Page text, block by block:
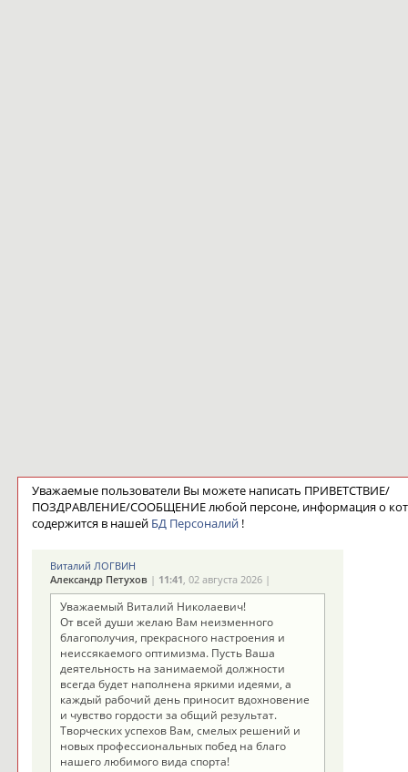
Уважаемые пользователи Вы можете написать ПРИВЕТСТВИЕ/
ПОЗДРАВЛЕНИЕ/СООБЩЕНИЕ любой персоне, информация о
содержится в нашей БД Персоналий!
Виталий ЛОГВИН
Александр Петухов| 11:41, 02 августа 2026 |
Уважаемый Виталий Николаевич!
От всей души желаю Вам неизменного
благополучия, прекрасного настроения и
неиссякаемого оптимизма. Пусть Ваша
деятельность на занимаемой должности
всегда будет наполнена яркими идеями, а
каждый рабочий день приносит вдохновение
и чувство гордости за общий результат.
Творческих успехов Вам, смелых решений и
новых профессиональных побед на благо
нашего любимого вида спорта!